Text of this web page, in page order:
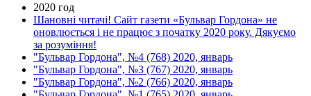
2020 год
Шановні читачі! Сайт газети «Бульвар Гордона» не
оновлюється і не працює з початку 2020 року. Дякуємо
за розуміння!
"Бульвар Гордона", №4 (768) 2020, январь
"Бульвар Гордона", №3 (767) 2020, январь
"Бульвар Гордона", №2 (766) 2020, январь